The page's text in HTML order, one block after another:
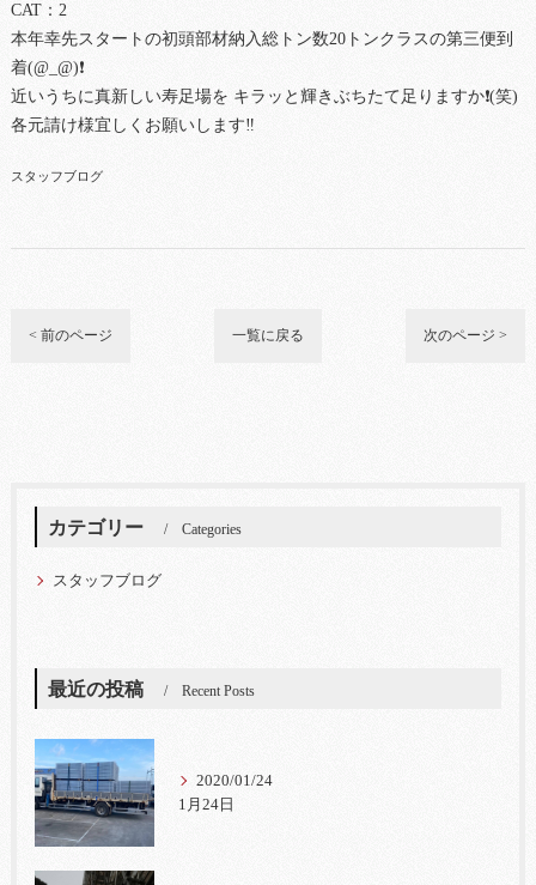
CAT：2
本年幸先スタートの初頭部材納入総トン数20トンクラスの第三便到
着(@_@)❗
近いうちに真新しい寿足場を キラッと輝きぶちたて足りますか❗(笑)
各元請け様宜しくお願いします‼
スタッフブログ
< 前のページ 一覧に戻る 次のページ >
カテゴリー Categories
スタッフブログ
最近の投稿 Recent Posts
2020/01/24
1月24日